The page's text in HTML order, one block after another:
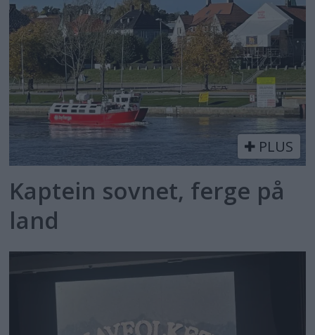
PLUS
Kaptein sovnet, ferge på
land